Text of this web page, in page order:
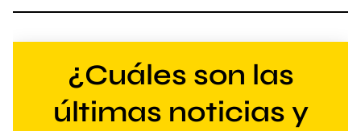
¿Cuáles son las
últimas noticias y